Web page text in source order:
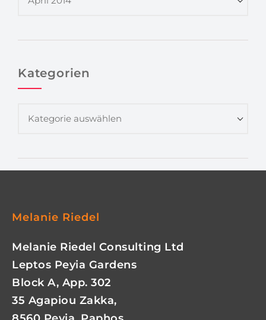
Kategorien
Melanie Riedel
Melanie Riedel Consulting Ltd
Leptos Peyia Gardens
Block A, App. 302
35 Agapiou Zakka,